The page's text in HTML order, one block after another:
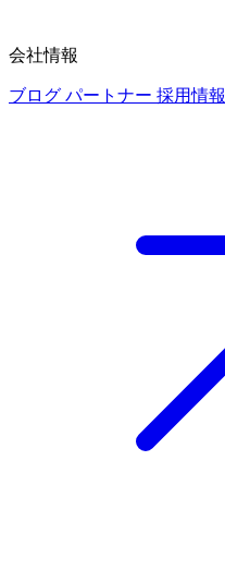
会社情報
ブログ パートナー 採用情報